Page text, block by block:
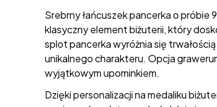
Srebrny łańcuszek pancerka o próbie
klasyczny element biżuterii, który
splot pancerka wyróżnia się
unikalnego charakteru. Opcja
wyjątkowym upominkiem.
Dzięki personalizacji na medaliku